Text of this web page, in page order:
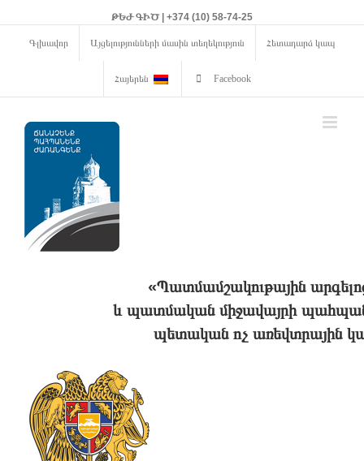
ԹԵԺ ԳԻԾ | +374 (10) 58-74-25
Գլխավոր Այցելությունների մասին տեղեկություն Հետադարձ կապ
Հայերեն Facebook
«Պատմամշակութային
և պատմական միջավայրի
պետական ոչ առեվտրային